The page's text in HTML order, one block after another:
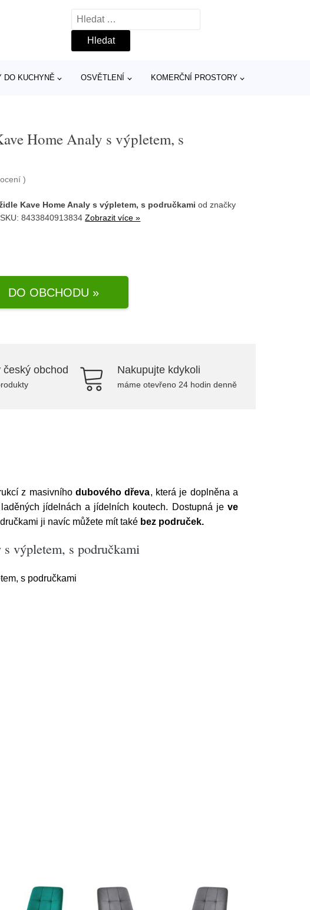
Vyhledávání
DO KUCHYNĚ OSVĚTLENÍ KOMERČNÍ PROSTORY
Home Analy s výpletem, s
)
Kave Home Analy s výpletem, s područkami od značky
. SKU: 8433840913834Zobrazit více »
DO OBCHODU »
český obchod Nakupujte kdykoli
máme otevřeno 24 hodin denně
z masivníhodubového dřeva, která je doplněna a
jídelnách a jídelních koutech. Dostupná jeve
ji navíc můžete mít také bez područek.
výpletem, s područkami
s područkami